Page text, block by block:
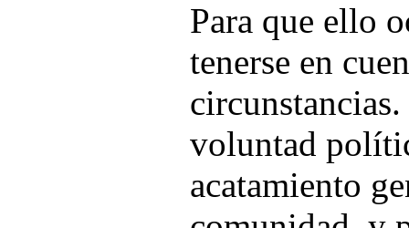
Para que ello
tenerse en
voluntad
acatamiento